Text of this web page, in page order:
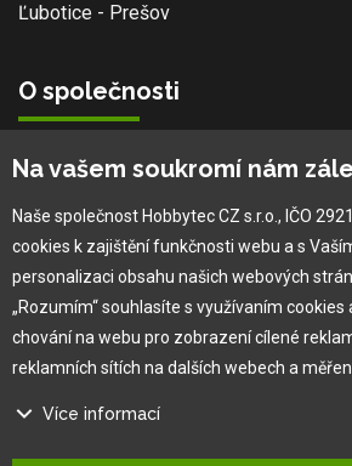
Ľubotice - Prešov
O společnosti
Vlastní výroba
Náš tým
O nás
Pro zákazníka
Obchodní podmínky
Jak na reklamaci
Na vašem soukromí nám
Naše společnost Hobbytec CZ s.r.o., IČO
cookies k zajištění funkčnosti webu a s
personalizaci obsahu našich webových
„Rozumím“ souhlasíte s využívaním cookies
chování na webu pro zobrazení cílené
reklamních sítích na dalších webech a
Více informací